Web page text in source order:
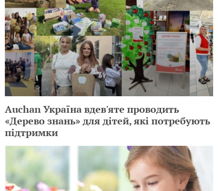
Auchan Україна вдев'яте проводить
«Дерево знань» для дітей, які потребують
підтримки